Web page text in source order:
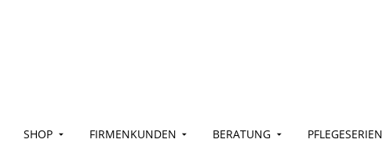
SHOP FIRMENKUNDEN BERATUNG PFLEGESERIEN